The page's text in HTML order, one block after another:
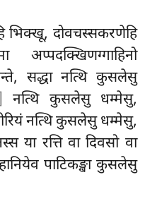
भिक्खू, दोवचस्सकरणेहि
सद्धा नत्थि कुसलेसु
नत्थि कुसलेसु धम्मेसु,
नत्थि कुसलेसु धम्मेसु,
या रत्ति वा दिवसो वा
पाटिकङ्खा कुसलेसु